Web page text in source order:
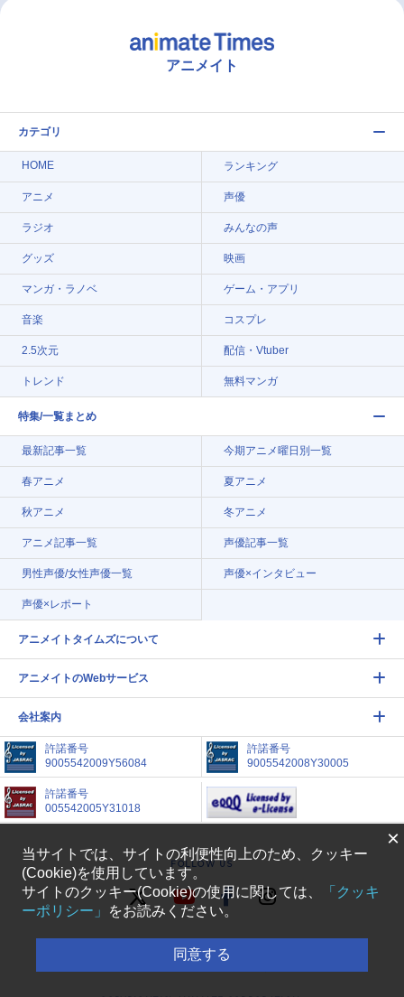
アニメイト
カテゴリ
HOME ランキング
アニメ 声優
ラジオ みんなの声
グッズ 映画
マンガ・ラノベ ゲーム・アプリ
音楽 コスプレ
2.5次元 配信・Vtuber
トレンド 無料マンガ
特集/一覧まとめ
最新記事一覧 今期アニメ曜日別一覧
春アニメ 夏アニメ
秋アニメ 冬アニメ
アニメ記事一覧 声優記事一覧
男性声優/女性声優一覧 声優×インタビュー
声優×レポート
アニメイトタイムズについて
アニメイトのWebサービス
会社案内
許諾番号
9005542009Y56084
許諾番号
9005542008Y30005
許諾番号
005542005Y31018
FOLLOW US
アニメイトタイムズに掲載されているすべての画像、
×
当サイトでは、サイトの利便性向上のため、クッキー
(Cookie)を使用しています。
サイトのクッキー(Cookie)の使用に関しては、
「クッキ
ーポリシー」
をお読みください。
同意する